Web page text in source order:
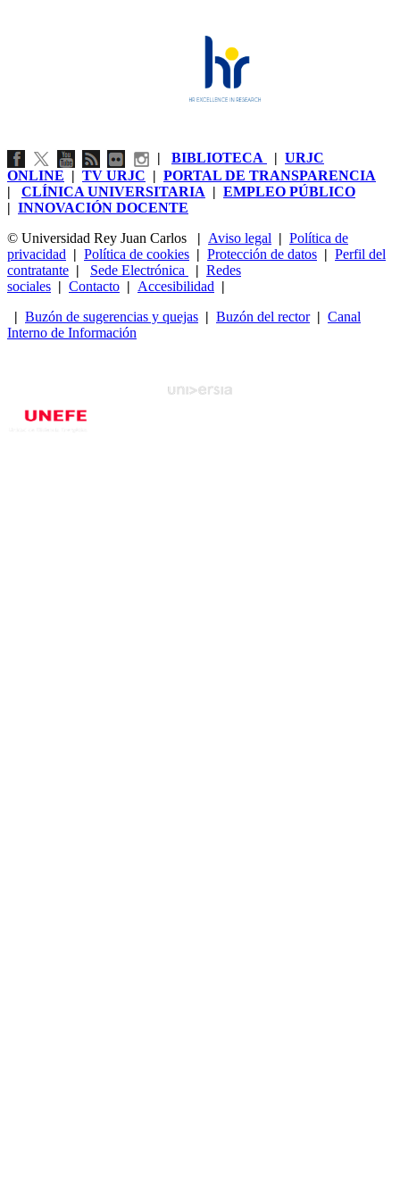
| BIBLIOTECA | URJC
ONLINE | TV URJC | PORTAL DE TRANSPARENCIA
| CLÍNICA UNIVERSITARIA | EMPLEO PÚBLICO
| INNOVACIÓN DOCENTE
© Universidad Rey Juan Carlos
| Aviso legal | Política de
privacidad | Política de cookies | Protección de datos | Perfil del
contratante | Sede Electrónica | Redes
sociales | Contacto | Accesibilidad |
| Buzón de sugerencias y quejas | Buzón del rector| Canal
Interno de Información